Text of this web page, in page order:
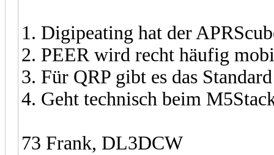
1. Digipeating hat der
2. PEER wird recht häufig
3. Für QRP gibt es das
4. Geht technisch beim
73 Frank, DL3DCW